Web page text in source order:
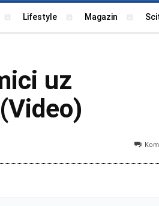
Lifestyle Magazin
uz